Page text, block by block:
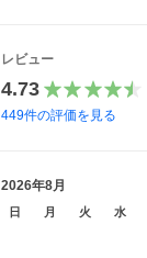
レビュー
4.73
449件の評価を見る
2026年8月
日 月 火 水